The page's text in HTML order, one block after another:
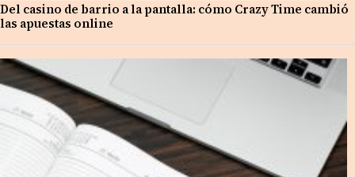
Del casino de barrio a la pantalla: cómo Crazy Time cambió
las apuestas online